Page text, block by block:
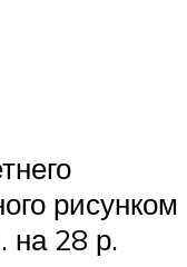
рисунком
на 28 р.